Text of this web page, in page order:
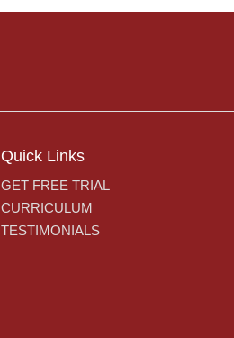
Quick Links
GET FREE TRIAL
CURRICULUM
TESTIMONIALS